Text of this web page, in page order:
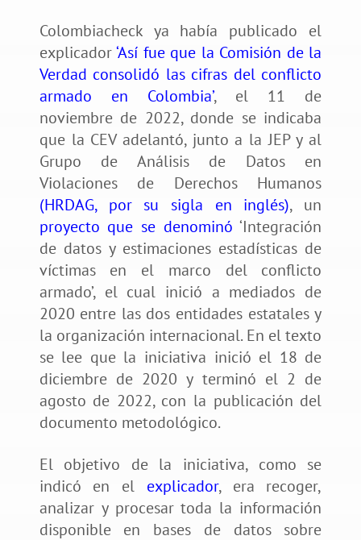
Colombiacheck ya había publicado el
explicador‘Así fue que la Comisión de la
Verdad consolidó las cifras del conflicto
armado en Colombia’, el 11 de
noviembre de 2022, donde se indicaba
que la CEV adelantó, junto a la JEP y al
Grupo de Análisis de Datos en
Violaciones de Derechos Humanos
(HRDAG, por su sigla en inglés), un
proyecto que se denominó ‘Integración
de datos y estimaciones estadísticas de
víctimas en el marco del conflicto
armado’, el cual inició a mediados de
2020 entre las dos entidades estatales y
la organización internacional. En el texto
se lee que la iniciativa inició el 18 de
diciembre de 2020 y terminó el 2 de
agosto de 2022, con la publicación del
documento metodológico.
El objetivo de la iniciativa, como se
indicó en el explicador, era recoger,
analizar y procesar toda la información
disponible en bases de datos sobre